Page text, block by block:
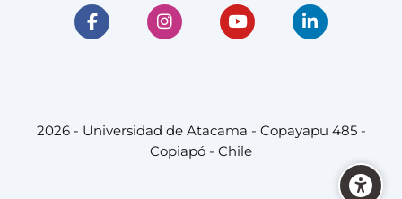
2026 - Universidad de Atacama - Copayapu 485 -
Copiapó - Chile